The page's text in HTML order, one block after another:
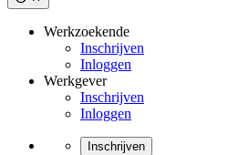
Werkzoekende
Inschrijven
Inloggen
Werkgever
Inschrijven
Inloggen
Inschrijven